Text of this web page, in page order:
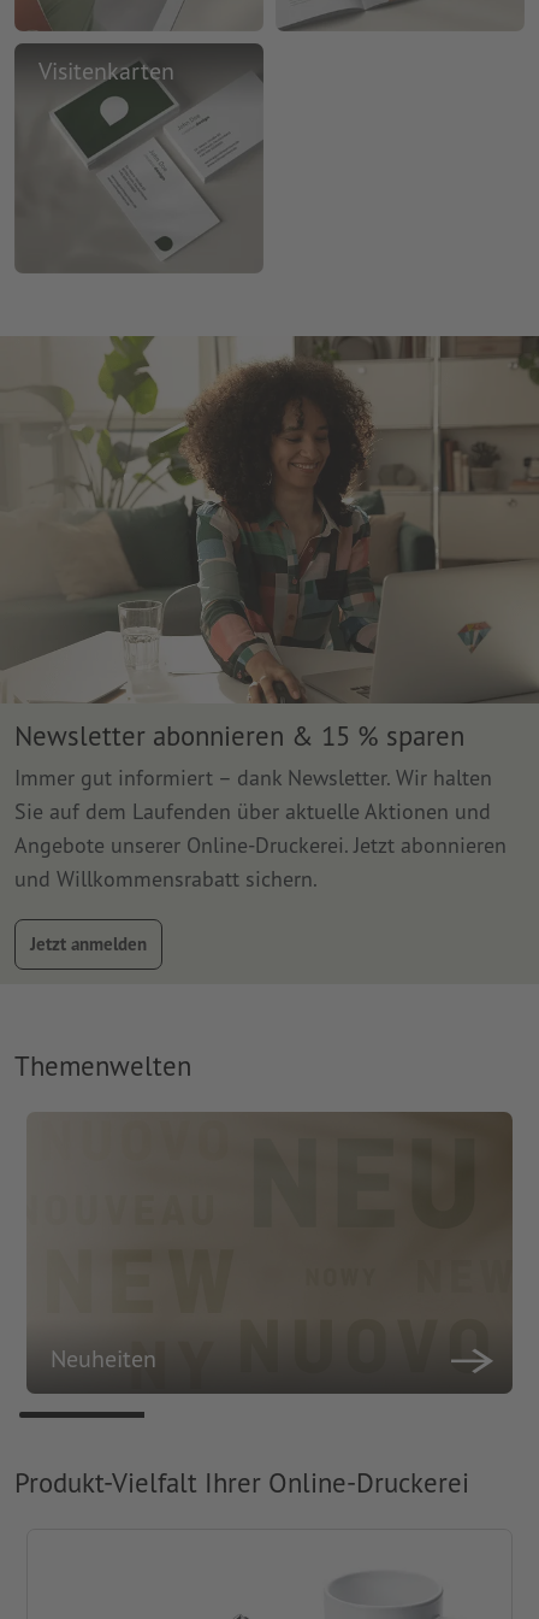
Visitenkarten
Newsletter abonnieren & 15 % sparen
Immer gut informiert – dank Newsletter. Wir halten
Sie auf dem Laufenden über aktuelle Aktionen und
Angebote unserer Online-Druckerei. Jetzt abonnieren
und Willkommensrabatt sichern.
Jetzt anmelden
Themenwelten
Neuheiten
Produkt-Vielfalt Ihrer Online-Druckerei